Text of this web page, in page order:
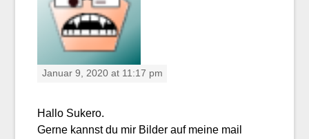
Januar 9, 2020 at 11:17 pm
Hallo Sukero.
Gerne kannst du mir Bilder auf meine mail